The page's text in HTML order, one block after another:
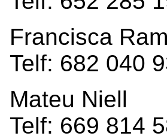
Francisca
Telf: 682 040
Mateu Niell
Telf: 669 814